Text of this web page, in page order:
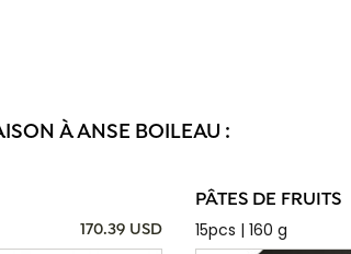
À ANSE BOILEAU :
170.39 USD
PÂTES DE FRUITS
15pcs | 160 g